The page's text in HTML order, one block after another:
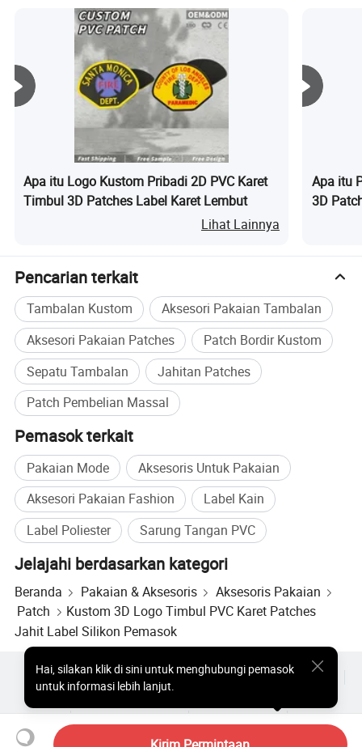
mewujudkannya.
Apa itu Logo Kustom Pribadi 2D PVC Karet
Timbul 3D Patches Label Karet Lembut
Lihat Lainnya
Apa itu
3D
Pencarian terkait
Tambalan Kustom
Aksesori Pakaian Tambalan
Aksesori Pakaian Patches
Patch Bordir Kustom
Sepatu Tambalan
Jahitan Patches
Patch Pembelian Massal
Pemasok terkait
Pakaian Mode
Aksesoris Untuk Pakaian
Aksesori Pakaian Fashion
Label Kain
Label Poliester
Sarung Tangan PVC
Jelajahi berdasarkan kategori
Beranda Pakaian & Aksesoris
Aksesoris Pakaian
Patch
Kustom 3D Logo Timbul PVC Karet Patches
Jahit Label Silikon Pemasok
Hai,silakan klik di sini untuk menghubungi pemasok
untuk informasi lebih lanjut.
Produk Populer Harga Produk Panas
Produk Panas Grosir
Pembeli bintang
Amplop
Perjanjian Pengguna Kebijakan Privasi
Hubungi
Copyright © 2026 Focus Technology Co., Ltd. All Rights Reserved